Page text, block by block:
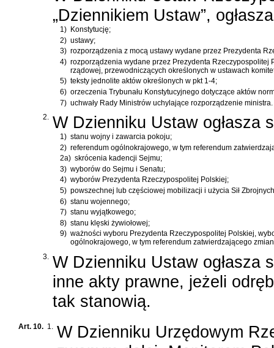
„Dziennikiem Ustaw”,
1) Konstytucję;
2) ustawy;
3) rozporządzenia z mocą ustawy wydane przez Prezydenta
4) rozporządzenia wydane przez Prezydenta Rzeczypospolitej
rządowej, przewodniczących określonych w ustawach
5) teksty jednolite aktów określonych w pkt 1-4;
6) orzeczenia Trybunału Konstytucyjnego dotyczące aktów
7) uchwały Rady Ministrów uchylające rozporządzenie ministra.
2. W Dzienniku Ustaw ogłasza
1) stanu wojny i zawarcia pokoju;
2) referendum ogólnokrajowego, w tym referendum
2a) skrócenia kadencji Sejmu;
3) wyborów do Sejmu i Senatu;
4) wyborów Prezydenta Rzeczypospolitej Polskiej;
5) powszechnej lub częściowej mobilizacji i użycia Sił
6) stanu wojennego;
7) stanu wyjątkowego;
8) stanu klęski żywiołowej;
9) ważności wyboru Prezydenta Rzeczypospolitej Polskiej,
ogólnokrajowego, w tym referendum zatwierdzającego
3. W Dzienniku Ustaw ogłasza
inne akty prawne, jeżeli
tak stanowią.
Art. 10. 1. W Dzienniku Urzędowym